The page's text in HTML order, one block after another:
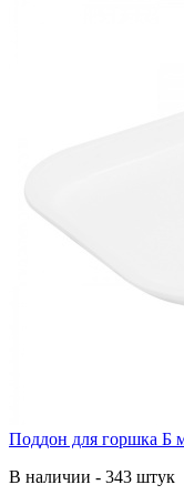
Поддон для горшка Б
В наличии - 343 штук